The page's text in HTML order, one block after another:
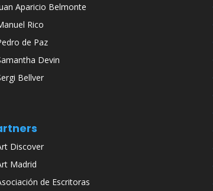
Aparicio Belmonte
Rico
de Paz
Devin
Bellver
Discover
Madrid
de Escritoras